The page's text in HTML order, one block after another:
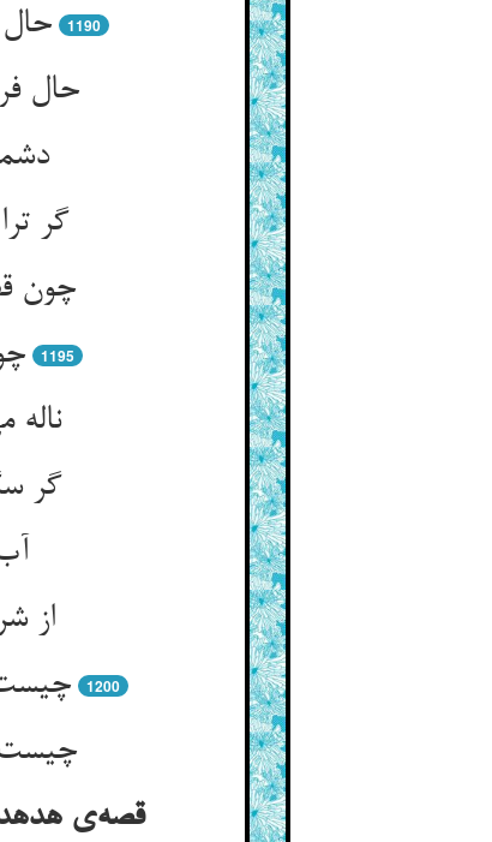
1190
حال
چون قضا آید نبینی غیر پوست ** دشمنان را باز نشناسی ز دوست‌‌
1195
ناله می‌‌کن کای تو علام الغیوب ** زیر سنگ مکر بد ما را مکوب‌‌
گر سگی کردیم ای شیر آفرین ** شیر را مگمار بر ما زین کمین‌‌
چیست مستی بند چشم از دید چشم ** تا نماید سنگ گوهر پشم یشم‌‌
1200
چیست مستی حسها مبدل شدن ** چوب گز اندر نظر صندل شدن‌‌
قصه‌‌ی هدهد